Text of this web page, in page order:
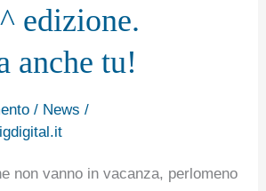
edizione.
anche tu!
/ News /
non vanno in vacanza, perlomeno